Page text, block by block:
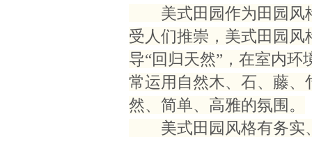
美式田园作为田园风
受人们推崇，美式田园
导“回归天然”，在室内
常运用自然木、石、藤
然、简单、高雅的氛围。
美式田园风格有务实